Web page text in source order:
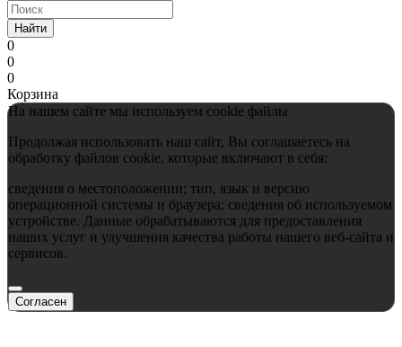
Найти
0
0
0
Корзина
На нашем сайте мы используем cookie файлы
Продолжая использовать наш сайт, Вы соглашаетесь на
обработку файлов cookie, которые включают в себя:
сведения о местоположении; тип, язык и версию
операционной системы и браузера; сведения об используемом
устройстве. Данные обрабатываются для предоставления
наших услуг и улучшения качества работы нашего веб-сайта и
сервисов.
Согласен